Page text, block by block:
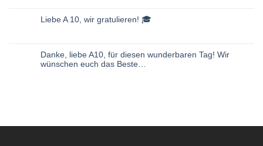
🎓
❤️
der
🌾
❤️
Liebe A 10, wir gratulieren! 🎓
A
10,
wir
Danke, liebe A10, für diesen wunderbaren Tag! Wir
wünschen euch das Beste…
wunderbaren